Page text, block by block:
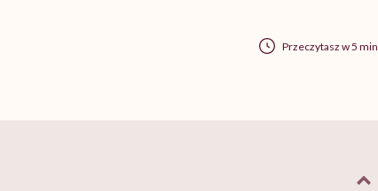
Przeczytasz w 5 min